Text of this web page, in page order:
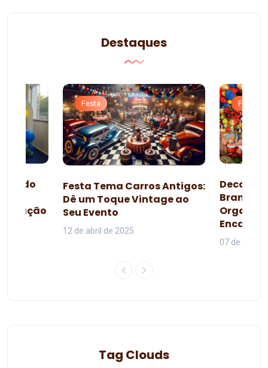
Destaques
do
Festa
Festa Tema Carros Antigos:
Dê um Toque Vintage ao
Seu Evento
12 de abril de 2025
Festa
Branca
07 de junho
Tag Clouds